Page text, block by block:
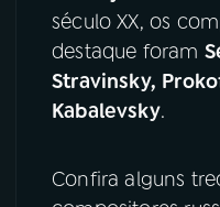
século XX, os
destaque foram
Stravinsky,
Kabalevsky.
Confira alguns